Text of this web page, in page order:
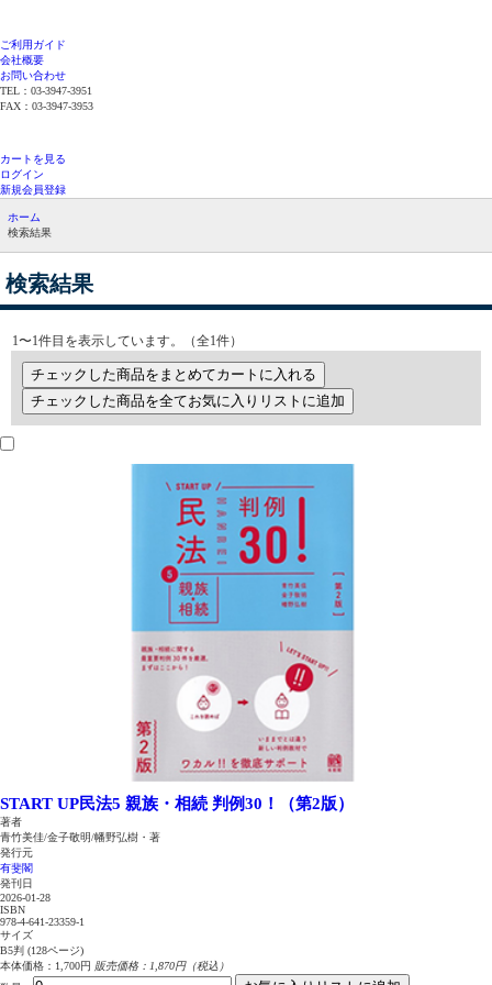
ご利用ガイド
会社概要
お問い合わせ
TEL：03-3947-3951
FAX：03-3947-3953
カートを見る
ログイン
新規会員登録
ホーム
検索結果
検索結果
1〜1件目を表示しています。（全1件）
チェックした商品をまとめてカートに入れる
チェックした商品を全てお気に入りリストに追加
START UP民法5 親族・相続 判例30！（第2版）
著者
青竹美佳/金子敬明/幡野弘樹・著
発行元
有斐閣
発刊日
2026-01-28
ISBN
978-4-641-23359-1
サイズ
B5判 (128ページ)
本体価格：1,700円 販売価格：1,870円（税込）